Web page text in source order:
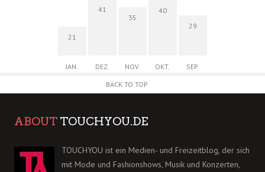
21
JAN.
41
DEZ.
35
NOV.
40
OKT.
29
SEP.
BACK TO TOP
ABOUT TOUCHYOU.DE
TOUCHYOU ist ein Medien- und Freizeitblog, der sich
mit Mode und Fashionshows, Musik und Konzerten,